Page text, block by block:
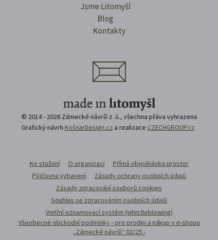
Jsme Litomyšl
Blog
Kontakty
© 2014 - 2026 Zámecké návrší z. ú., všechna přáva vyhrazena
Grafický návrh KošnarDesign.cz a realizace CZECHGROUP.cz
Ke stažení O organizaci
Přímá objednávka prostor
Půjčovna vybavení
Zásady ochrany osobních údajů
Zásady zpracování souborů cookies
Souhlas se zpracováním osobních údajů
Vnitřní oznamovací systém (whistleblowing)
Všeobecné obchodní podmínky - pro prodej a nákup v e-shopu
„Zámecké návrší“ 02/25 -